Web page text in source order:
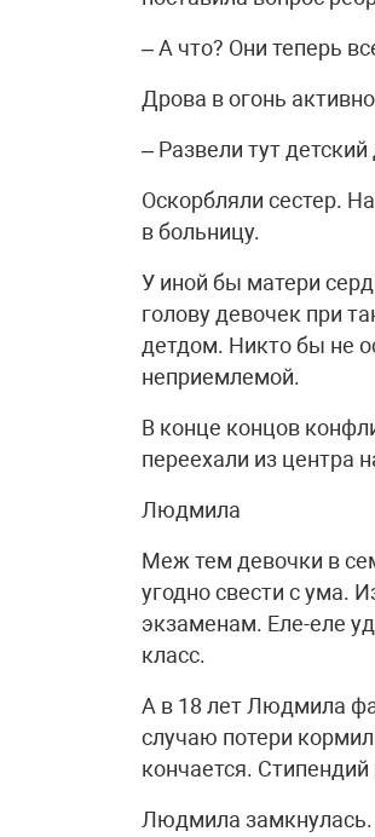
– А что? Они теперь
Дрова в огонь
– Развели тут
Оскорбляли сестер.
в больницу.
У иной бы матери
голову девочек при
детдом. Никто бы не
неприемлемой.
В конце концов
переехали из центра
Людмила
Меж тем девочки в
угодно свести с ума.
экзаменам. Еле-еле
класс.
А в 18 лет Людмила
случаю потери
кончается.
Людмила замкнулась.